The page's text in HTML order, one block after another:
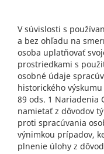
V súvislosti s
a bez ohľadu na
osoba uplatňovať
prostriedkami s
osobné údaje
historického
89 ods. 1 Nariadenia
namietať z dôvodov
proti spracúvania
výnimkou prípadov,
plnenie úlohy z